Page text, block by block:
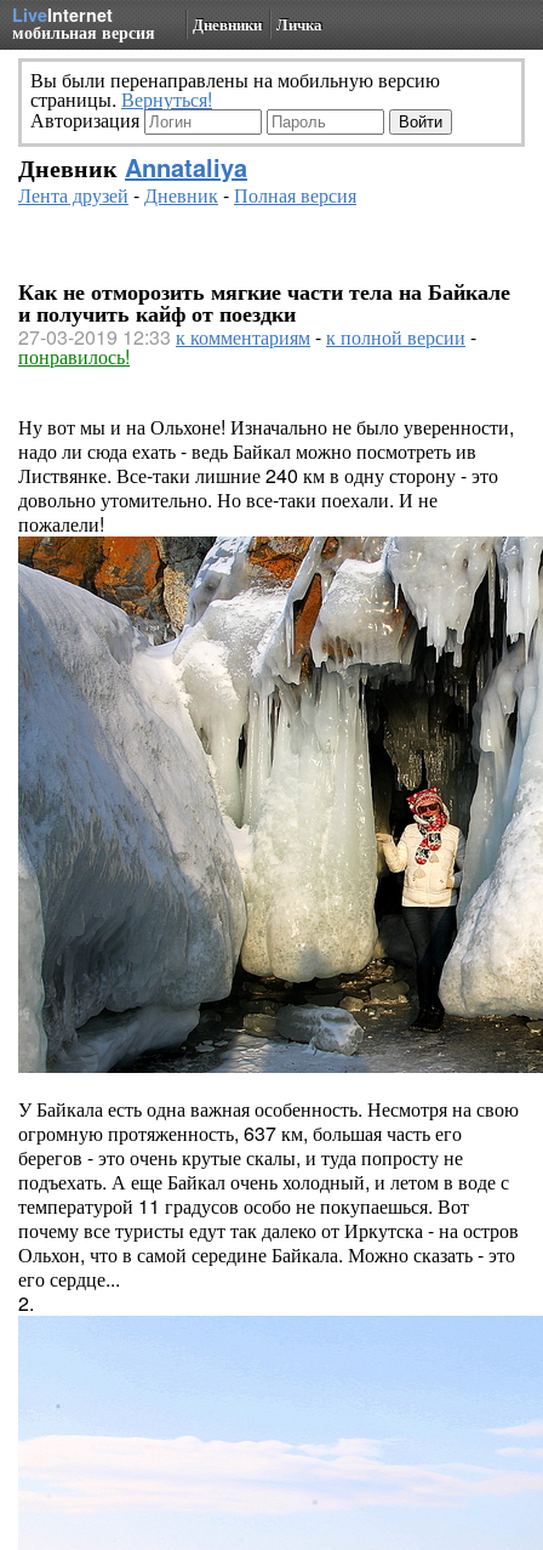
LiveInternet
мобильная версия Дневники Личка
Вы были перенаправлены на мобильную версию
страницы. Вернуться!
Авторизация
Дневник Annataliya
Лента друзей -Дневник-Полная версия
Как не отморозить мягкие части тела на Байкале
и получить кайф от поездки
27-03-2019 12:33 к комментариям-к полной версии -
понравилось!
Ну вот мы и на Ольхоне! Изначально не было уверенности,
надо ли сюда ехать - ведь Байкал можно посмотреть ив
Листвянке. Все-таки лишние 240 км в одну сторону - это
довольно утомительно. Но все-таки поехали. И не
пожалели!
У Байкала есть одна важная особенность. Несмотря на свою
огромную протяженность, 637 км, большая часть его
берегов - это очень крутые скалы, и туда попросту не
подъехать. А еще Байкал очень холодный, и летом в воде с
температурой 11 градусов особо не покупаешься. Вот
почему все туристы едут так далеко от Иркутска - на остров
Ольхон, что в самой середине Байкала. Можно сказать - это
его сердце...
2.